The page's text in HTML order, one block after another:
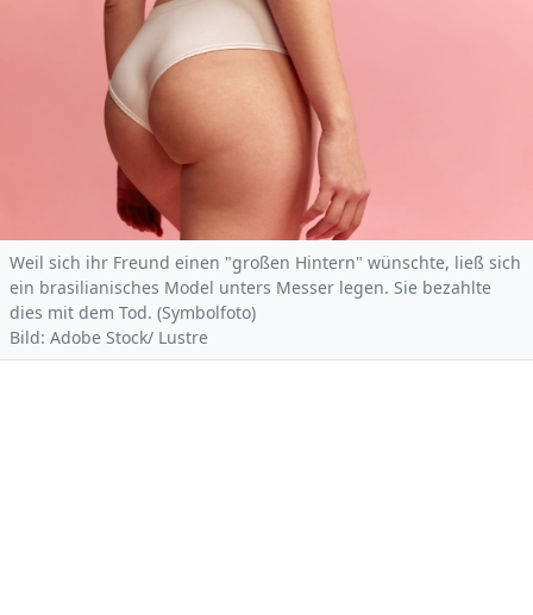
Weil sich ihr Freund einen "großen Hintern" wünschte, ließ sich
ein brasilianisches Model unters Messer legen. Sie bezahlte
dies mit dem Tod. (Symbolfoto)
Bild: Adobe Stock/ Lustre